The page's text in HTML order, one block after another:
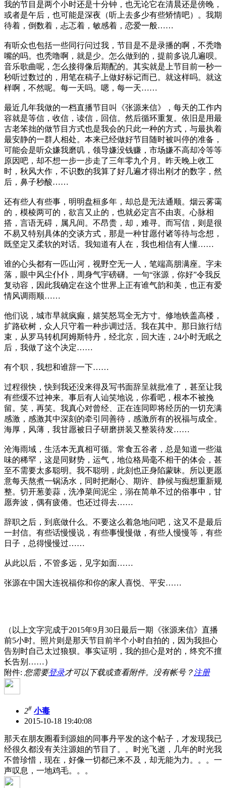
我的节目是两个小时还是十分钟，也无论它在清晨还是傍晚，
或者是午后，也可能是深夜（听上去多少有些矫情吧）。我期
待着，倒数着，忐忑着，敏感着，恋爱一般……
有听众也包括一些同行问过我，节目是不是录播的啊，不秃噜
嘴的吗。也秃噜啊，就是少。怎么做到的，提前多说几遍呗。
音乐歌曲呢，怎么接得像后期配的。其实就是上节目前一秒一
秒听过数过的，用笔在稿子上做好标记而已。就这样吗。就这
样啊，不然呢。每一天吗。嗯，每一天……
最近几年我做的一档直播节目叫《张源来信》，每天的工作内
容就是等信，收信，读信，回信。然后循环重复。依旧是用最
古老笨拙的做节目方式也是我会的只此一种的方式，与最执着
最安静的一群人相处。本来已经做好节目随时被叫停的准备，
可能会是听众嫌我磨叽，领导嫌没钱赚，市场嫌不高却冷等等
原因吧，却不想一步一步走了三年零九个月。昨天晚上收工
时，秋风大作，不识数的我算了好几遍才得出刚才的数字，然
后，鼻子秒酸……
还有些人有些事，明明盘桓多年，却总是无法通顺。烟云雾霭
的，模棱两可的，欲言又止的，也就必定言不由衷。心脉相
搭，言语无碍，属凡间。不昂贵，却，难寻。而写信，则是很
不易又特别具体的交谈方式，那是一种甘愿付诸等待与念想，
既坚定又柔软的对话。我知道有人在，我也相信有人懂……
谁的心头都有一匹山河，视野空无一人，笔端高朋满座。字未
落，眼中风尘仆仆，周身气宇磅礴。一句“张源，你好”令我反
复动容，因此我确定在这个世界上正有谁气韵和美，也正有爱
情风调雨顺……
他们说，城市早就疯癫，嬉笑怒骂全无方寸。修地铁盖高楼，
扩路砍树，众人只守着一种步调过活。我在其中。那日旅行结
束，从罗马转机阿姆斯特丹，经北京，回大连，24小时无眠之
后，我做了这个决定……
有个职，我想和谁辞一下……
过程很快，快到我还没来得及写书面辞呈就批准了，甚至让我
有些缓不过神来。事后有人讪笑地说，你看吧，根本不被挽
留。笑，再笑。我真心对曾经、正在连同即将经历的一切充满
感激，感激其中深刻的牵引同善待，感激所有的祝福与成全。
海厚，风薄，我甘愿被日子研磨拼装又整装待发……
沧海雨域，生活本无真相可循。常食五谷者，总是知道一些滋
味的稀罕，这是同财势，运气，地位格局毫不相干的体会，甚
至不需要太多聪明。我不聪明，此刻也正身陷蒙昧。所以更愿
意每天熬煮一锅汤水，同时把耐心、期许、静候与痴想重新规
整。切开葱姜蒜，洗净菜间泥尘，溺在简单不过的俗事中，甘
愿奔波，偶有疲倦。也还过得去……
辞职之后，到底做什么。不要这么着急地问吧，这又不是最后
一封信。有些话慢慢说，有些事慢慢做，有些人慢慢等，有些
日子，总得慢慢过……
从此以后，不管多远，见字如面……
张源在中国大连祝福你和你的家人喜悦、平安……
（以上文字完成于2015年9月30日最后一期《张源来信》直播
前5小时。照片则是那天节目前半个小时自拍的，因为我担心
告别时自己太过狼狈。事实证明，我的担心是对的，终究不擅
长告别……）
附件: 您需要登录才可以下载或查看附件。没有帐号？ 注册
2# 小毒
2015-10-18 19:40:08
那天在朋友圈看到源姐的同事丹平发的这个帖子，才发现我已
经很久都没有关注源姐的节目了。。时光飞逝，几年的时光我
不曾珍惜，现在，好像一切都已来不及，却无能为力。。。一
声叹息，一地鸡毛。。。